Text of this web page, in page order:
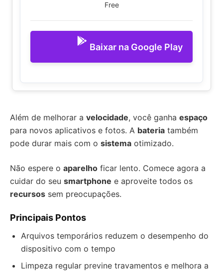
Free
Baixar na Google Play
Além de melhorar a velocidade, você ganha espaço
para novos aplicativos e fotos. A bateria também
pode durar mais com o sistema otimizado.
Não espere o aparelho ficar lento. Comece agora a
cuidar do seu smartphone e aproveite todos os
recursos sem preocupações.
Principais Pontos
Arquivos temporários reduzem o desempenho do
dispositivo com o tempo
Limpeza regular previne travamentos e melhora a